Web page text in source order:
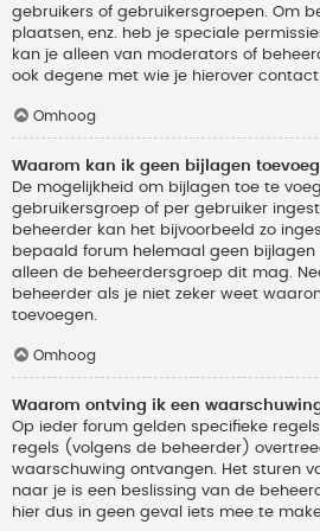
gebruikers of gebruikersgroepen. Om
plaatsen, enz. heb je speciale
kan je alleen van moderators of
ook degene met wie je hierover
Omhoog
Waarom kan ik geen bijlagen
De mogelijkheid om bijlagen toe te
gebruikersgroep of per gebruiker
beheerder kan het bijvoorbeeld zo
bepaald forum helemaal geen
alleen de beheerdersgroep dit mag.
beheerder als je niet zeker weet
toevoegen.
Omhoog
Waarom ontving ik een
Op ieder forum gelden specifieke
regels (volgens de beheerder)
waarschuwing ontvangen. Het sturen
naar je is een beslissing van de
hier dus in geen geval iets mee te